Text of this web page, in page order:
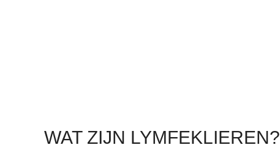
WAT ZIJN LYMFEKLIEREN?